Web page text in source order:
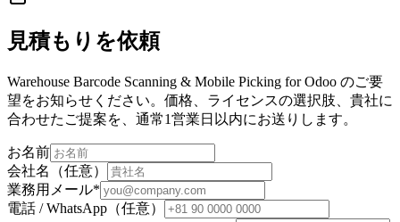
見積もりを依頼
Warehouse Barcode Scanning & Mobile Picking for Odoo のご要
望をお知らせください。価格、ライセンスの選択肢、貴社に
合わせたご提案を、通常1営業日以内にお送りします。
お名前
会社名（任意）
業務用メール*
電話 / WhatsApp（任意）